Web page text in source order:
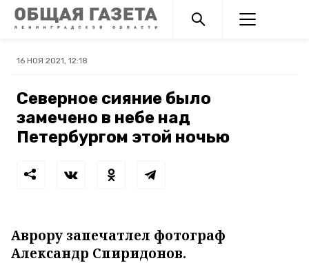
16 НОЯ 2021, 12:18
Северное сияние было
замечено в небе над
Петербургом этой ночью
Аврору запечатлел фотограф
Александр Спиридонов.